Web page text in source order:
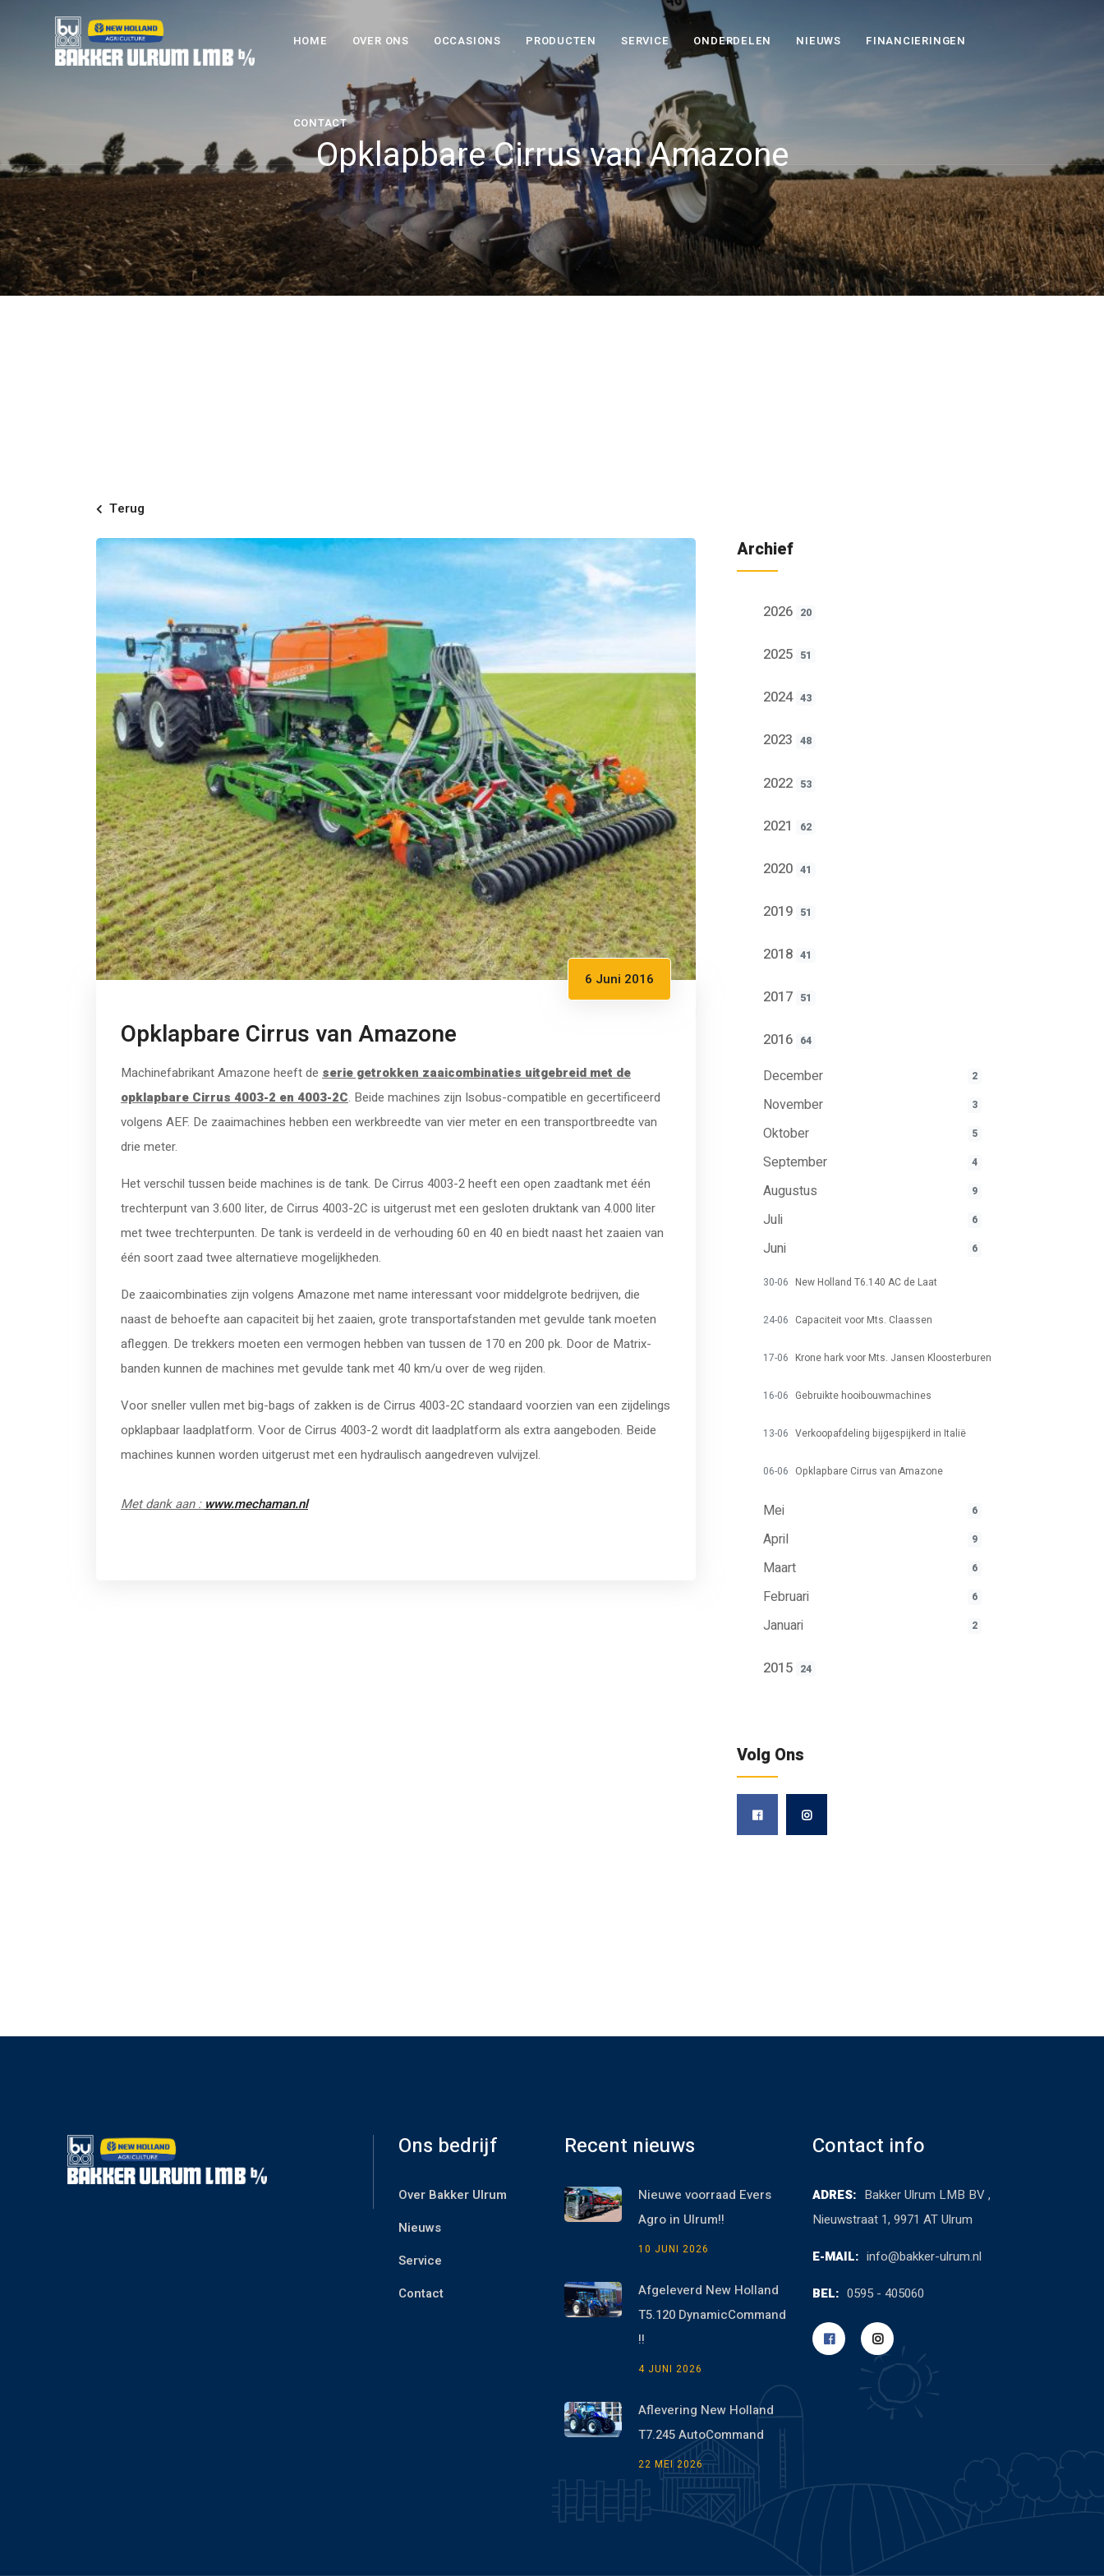
HOME OVER ONS OCCASIONS PRODUCTEN SERVICE ONDERDELEN NIEUWS FINANCIERINGEN
CONTACT
Opklapbare Cirrus van Amazone
Terug
6 Juni 2016
Opklapbare Cirrus van Amazone
Machinefabrikant Amazone heeft de serie getrokken zaaicombinaties uitgebreid met de
opklapbare Cirrus 4003-2 en 4003-2C. Beide machines zijn Isobus-compatible en gecertificeerd
volgens AEF. De zaaimachines hebben een werkbreedte van vier meter en een transportbreedte van
drie meter.
Het verschil tussen beide machines is de tank. De Cirrus 4003-2 heeft een open zaadtank met één
trechterpunt van 3.600 liter, de Cirrus 4003-2C is uitgerust met een gesloten druktank van 4.000 liter
met twee trechterpunten. De tank is verdeeld in de verhouding 60 en 40 en biedt naast het zaaien van
één soort zaad twee alternatieve mogelijkheden.
De zaaicombinaties zijn volgens Amazone met name interessant voor middelgrote bedrijven, die
naast de behoefte aan capaciteit bij het zaaien, grote transportafstanden met gevulde tank moeten
afleggen. De trekkers moeten een vermogen hebben van tussen de 170 en 200 pk. Door de Matrix-
banden kunnen de machines met gevulde tank met 40 km/u over de weg rijden.
Voor sneller vullen met big-bags of zakken is de Cirrus 4003-2C standaard voorzien van een zijdelings
opklapbaar laadplatform. Voor de Cirrus 4003-2 wordt dit laadplatform als extra aangeboden. Beide
machines kunnen worden uitgerust met een hydraulisch aangedreven vulvijzel.
Met dank aan : www.mechaman.nl
Archief
2026 20
2025 51
2024 43
2023 48
2022 53
2021 62
2020 41
2019 51
2018 41
2017 51
2016 64
December 2
November 3
Oktober 5
September 4
Augustus 9
Juli 6
Juni 6
30-06 New Holland T6.140 AC de Laat
24-06 Capaciteit voor Mts. Claassen
17-06 Krone hark voor Mts. Jansen Kloosterburen
16-06 Gebruikte hooibouwmachines
13-06 Verkoopafdeling bijgespijkerd in Italië
06-06 Opklapbare Cirrus van Amazone
Mei 6
April 9
Maart 6
Februari 6
Januari 2
2015 24
Volg Ons
Ons bedrijf
Over Bakker Ulrum
Nieuws
Service
Contact
Recent nieuws
Nieuwe voorraad Evers
Agro in Ulrum!!
10 JUNI 2026
Afgeleverd New Holland
T5.120 DynamicCommand
!!
4 JUNI 2026
Aflevering New Holland
T7.245 AutoCommand
22 MEI 2026
Contact info
ADRES: Bakker Ulrum LMB BV ,
Nieuwstraat 1, 9971 AT Ulrum
E-MAIL: info@bakker-ulrum.nl
BEL: 0595 - 405060